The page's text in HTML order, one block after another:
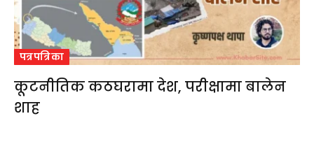
पत्रपत्रिका
कूटनीतिक कठघरामा देश, परीक्षामा बालेन
शाह